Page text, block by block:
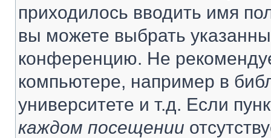
приходилось вводить имя
вы можете выбрать
конференцию. Не
компьютере, например в
университете и т.д. Если
каждом посещении